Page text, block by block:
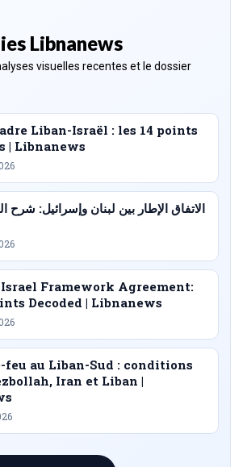
Libnanews
visuelles recentes et le dossier
Liban-Israël : les 14 points
| Libnanews
Framework Agreement:
Decoded | Libnanews
feu au Liban-Sud : conditions
Iran et Liban |